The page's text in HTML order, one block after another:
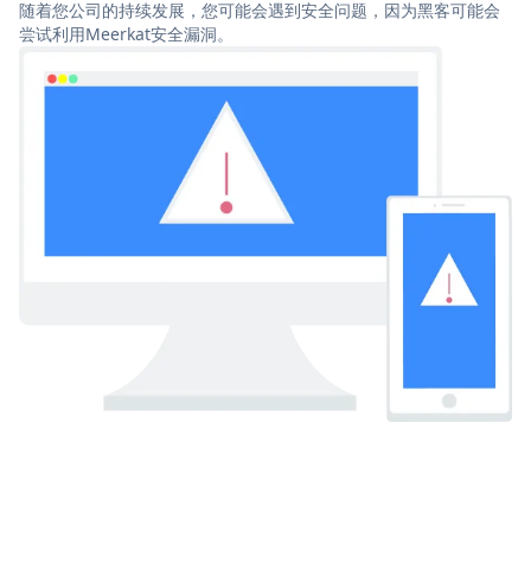
随着您公司的持续发展，您可能会遇到安全问题，因为黑客可能会
尝试利用Meerkat安全漏洞。